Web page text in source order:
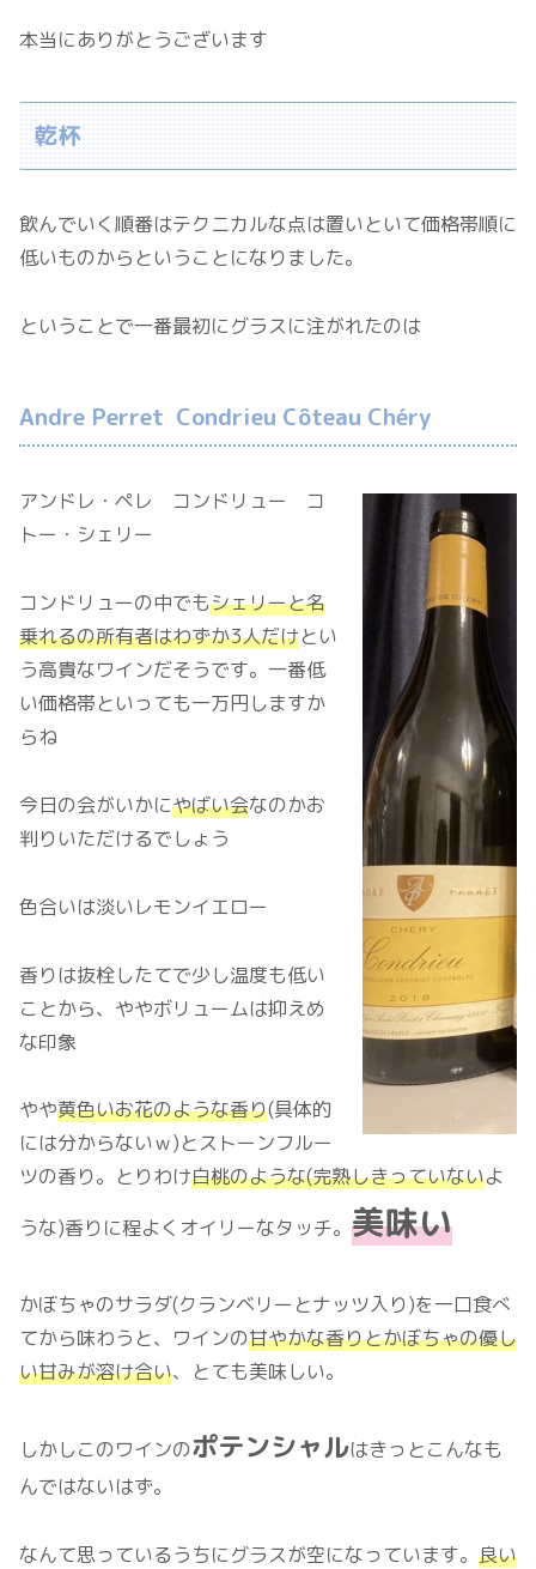
本当にありがとうございます
乾杯
飲んでいく順番はテクニカルな点は置いといて価格帯順に
低いものからということになりました。
ということで一番最初にグラスに注がれたのは
Andre Perret Condrieu Côteau Chéry
アンドレ・ペレ コンドリュー コ
トー・シェリー
コンドリューの中でもシェリーと名
乗れるの所有者はわずか3人だけとい
う高貴なワインだそうです。一番低
い価格帯といっても一万円しますか
らね
今日の会がいかにやばい会なのかお
判りいただけるでしょう
色合いは淡いレモンイエロー
香りは抜栓したてで少し温度も低い
ことから、ややボリュームは抑えめ
な印象
やや黄色いお花のような香り(具体的
には分からないｗ)とストーンフルー
ツの香り。とりわけ白桃のような(完熟しきっていないよ
うな)香りに程よくオイリーなタッチ。 美味い
かぼちゃのサラダ(クランベリーとナッツ入り)を一口食べ
てから味わうと、ワインの甘やかな香りとかぼちゃの優し
い甘みが溶け合い、とても美味しい。
しかしこのワインのポテンシャルはきっとこんなも
んではないはず。
なんて思っているうちにグラスが空になっています。 良い